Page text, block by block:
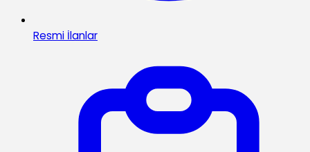
Resmi İlanlar